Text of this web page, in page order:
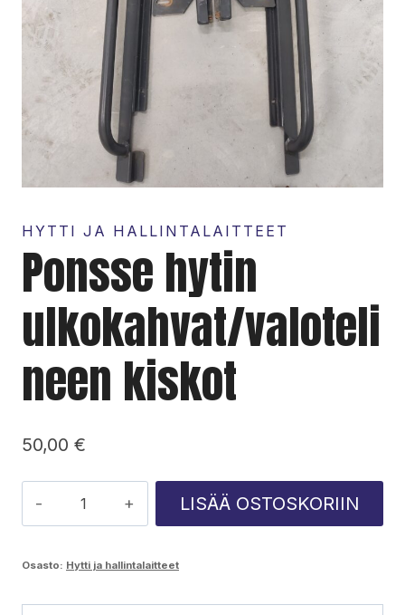
HYTTI JA HALLINTALAITTEET
Ponsse hytin
ulkokahvat/valoteli
neen kiskot
50,00 €
hytin
LISÄÄ OSTOSKORIIN
Osasto: Hytti ja hallintalaitteet